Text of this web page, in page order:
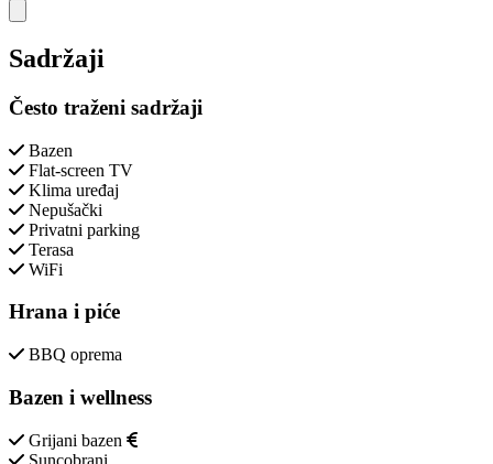
Close modal
Sadržaji
Često traženi sadržaji
Bazen
Flat-screen TV
Klima uređaj
Nepušački
Privatni parking
Terasa
WiFi
Hrana i piće
BBQ oprema
Bazen i wellness
Grijani bazen
Suncobrani